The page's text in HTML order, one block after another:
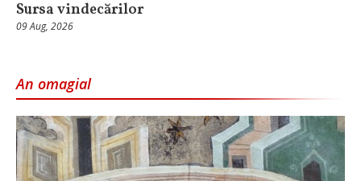
Sursa vindecărilor
09 Aug, 2026
An omagial